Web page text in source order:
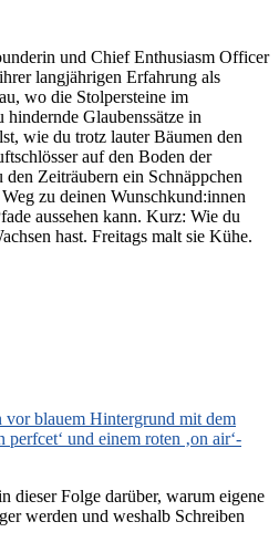
und Chief Enthusiasm Officer
langjährigen Erfahrung als
wo die Stolpersteine im
Glaubenssätze in
wie du trotz lauter Bäumen den
auf den Boden der
Zeiträubern ein Schnäppchen
zu deinen Wunschkund:innen
aussehen kann. Kurz: Wie du
hast. Freitags malt sie Kühe.
dieser Folge darüber, warum eigene
werden und weshalb Schreiben